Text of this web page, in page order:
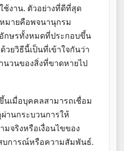
ช้งาน. ตัวอย่างที่ดีที่สุด
มายคือพจนานุกรม
กษรทั้งหมดที่ประกอบขึ้น
วยวิธีนี้เป็นที่เข้าใจกันว่า
นวนของสิ่งที่ขาดหายไป
นเมื่อบุคคลสามารถเชื่อม
านกระบวนการให้
มจริงหรือเงื่อนไขของ
บการณ์หรือความสัมพันธ์.